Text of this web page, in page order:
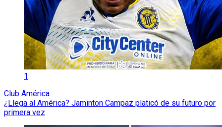
1
Club América
¿Llega al América? Jaminton Campaz platicó de su futuro por
primera vez